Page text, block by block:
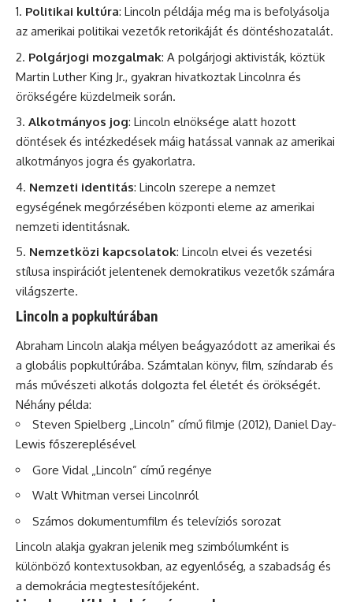
Politikai kultúra: Lincoln példája még ma is befolyásolja
az amerikai politikai vezetők retorikáját és döntéshozatalát.
Polgárjogi mozgalmak: A polgárjogi aktivisták, köztük
Martin Luther King Jr., gyakran hivatkoztak Lincolnra és
örökségére küzdelmeik során.
Alkotmányos jog: Lincoln elnöksége alatt hozott
döntések és intézkedések máig hatással vannak az amerikai
alkotmányos jogra és gyakorlatra.
Nemzeti identitás: Lincoln szerepe a nemzet
egységének megőrzésében központi eleme az amerikai
nemzeti identitásnak.
Nemzetközi kapcsolatok: Lincoln elvei és vezetési
stílusa inspirációt jelentenek demokratikus vezetők számára
világszerte.
Lincoln a popkultúrában
Abraham Lincoln alakja mélyen beágyazódott az amerikai és
a globális popkultúrába. Számtalan könyv, film, színdarab és
más művészeti alkotás dolgozta fel életét és örökségét.
Néhány példa:
Steven Spielberg „Lincoln” című filmje (2012), Daniel Day-
Lewis főszereplésével
Gore Vidal „Lincoln” című regénye
Walt Whitman versei Lincolnról
Számos dokumentumfilm és televíziós sorozat
Lincoln alakja gyakran jelenik meg szimbólumként is
különböző kontextusokban, az egyenlőség, a szabadság és
a demokrácia megtestesítőjeként.